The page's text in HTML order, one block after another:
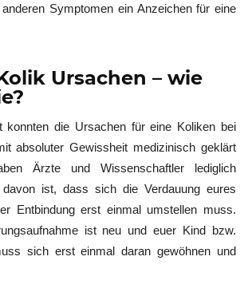
Symptomen ein Anzeichen für eine
Ursachen – wie
konnten die Ursachen für eine Koliken bei
absoluter Gewissheit medizinisch geklärt
Ärzte und Wissenschaftler lediglich
davon ist, dass sich die Verdauung eures
Entbindung erst einmal umstellen muss.
ist neu und euer Kind bzw.
sich erst einmal daran gewöhnen und